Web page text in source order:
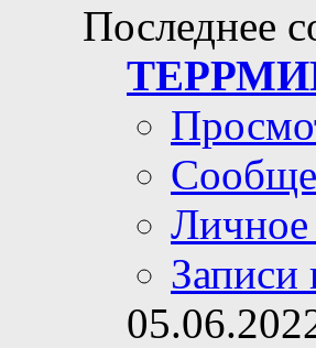
Последнее
Записи